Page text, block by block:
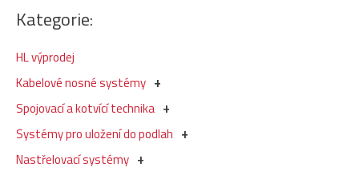
Kategorie:
HL výprodej
Kabelové nosné systémy
Spojovací a kotvící technika
Systémy pro uložení do podlah
Nastřelovací systémy